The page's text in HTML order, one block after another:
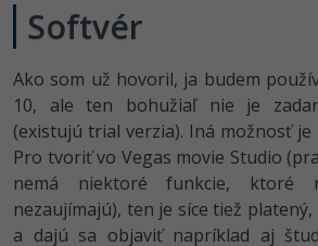
SQL
UML -80%
Algoritmy -41%
Google Dokumenty
Fórum
Linux a UNIX
Siete
Blender
Fotografovanie -80%
Video
Ostatné
Softvér
Ako som už hovoril, ja budem
10, ale ten bohužiaľ nie je
(existujú trial verzia). Iná možnosť je
Pro tvoriť vo Vegas movie Studio
nemá niektoré funkcie, ktoré
nezaujímajú), ten je síce tiež
a dajú sa objaviť napríklad aj